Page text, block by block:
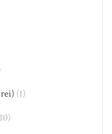
(1)